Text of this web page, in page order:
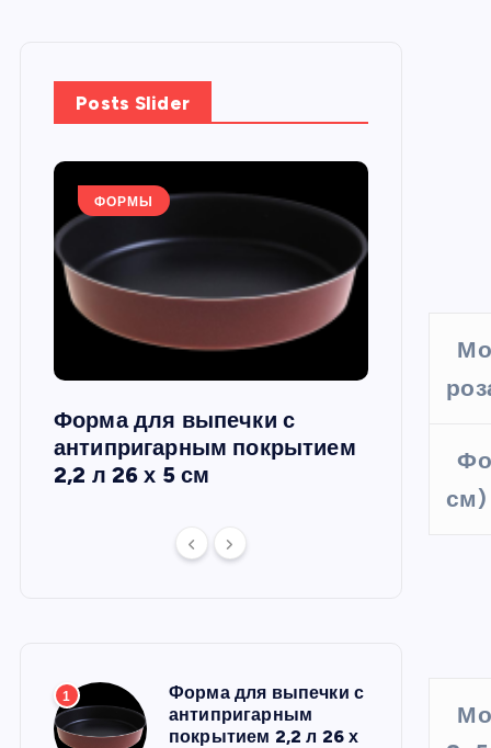
Posts Slider
ФОРМЫ
Форма для выпечки с
антипригарным покрытием
2,2 л 26 х 5 см
круглая,
1
Форма для выпечки с
антипригарным
покрытием 2,2 л 26 х
см)